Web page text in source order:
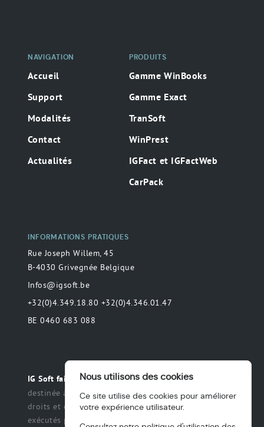
NAVIGATION
Accueil
Support
Modalités
Contact
Actualités
PRODUITS
Gamme WinBooks
Gamme Exact
TranSoft
WinPrest
IGFact et IGFactWeb
CarPack
INFORMATIONS PRATIQUES
Rue Joseph Willem, 45
B-4030 Grivegnée Belgique
Infos@igsoft.be
+32(0)4.349.18.80 +32(0)4.346.01.47
BE 0460 683 088
IG Soft fait partie du groupe MAS. Toute déclaration
destinée à préciser ou de délimiter le champ des
droits et des obligations qui peuvent être exercés et
exécutés par les parties dans une relation légale.
Nous utilisons des cookies
Ce site utilise des cookies pour améliorer
votre expérience utilisateur.